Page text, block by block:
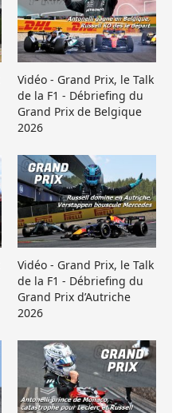
Vidéo - Grand Prix, le Talk
de la F1 - Débriefing du
Grand Prix de Belgique
2026
Vidéo - Grand Prix, le Talk
de la F1 - Débriefing du
Grand Prix d’Autriche
2026